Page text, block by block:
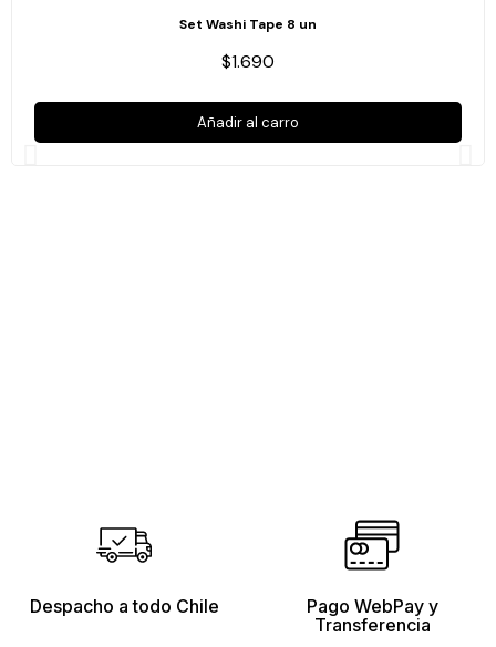
Set Washi Tape 8 un
$1.690
Añadir al carro
Despacho a todo Chile
Pago WebPay y
Transferencia